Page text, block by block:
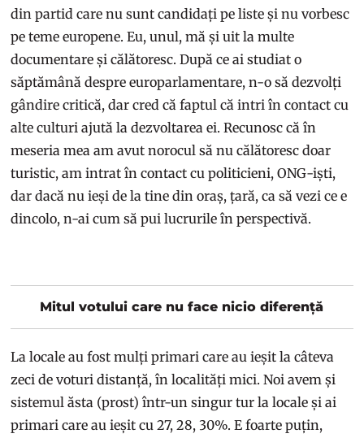
din partid care nu sunt candidați pe liste și nu vorbesc
pe teme europene. Eu, unul, mă și uit la multe
documentare și călătoresc. După ce ai studiat o
săptămână despre europarlamentare, n-o să dezvolți
gândire critică, dar cred că faptul că intri în contact cu
alte culturi ajută la dezvoltarea ei. Recunosc că în
meseria mea am avut norocul să nu călătoresc doar
turistic, am intrat în contact cu politicieni, ONG-iști,
dar dacă nu ieși de la tine din oraș, țară, ca să vezi ce e
dincolo, n-ai cum să pui lucrurile în perspectivă.
Mitul votului care nu face nicio diferență
La locale au fost mulți primari care au ieșit la câteva
zeci de voturi distanță, în localități mici. Noi avem și
sistemul ăsta (prost) într-un singur tur la locale și ai
primari care au ieșit cu 27, 28, 30%. E foarte puțin,